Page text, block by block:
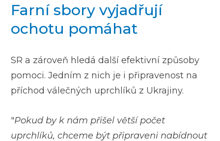
Farní sbory vyjadřují
ochotu pomáhat
SR a zároveň hledá další efektivní způsoby
pomoci. Jedním z nich je i připravenost na
příchod válečných uprchlíků z Ukrajiny.
"Pokud by k nám přišel větší počet
uprchlíků, chceme být připraveni nabídnout